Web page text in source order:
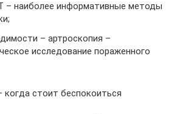
– наиболее информативные методы
– артроскопия –
исследование пораженного
когда стоит беспокоиться